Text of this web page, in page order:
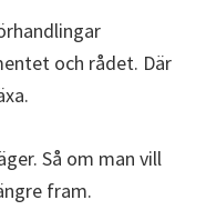
och rådet. Där
Så om man vill
fram.